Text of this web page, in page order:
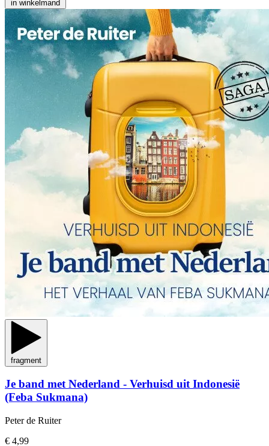
in winkelmand
fragment
Je band met Nederland - Verhuisd uit Indonesië
(Feba Sukmana)
Peter de Ruiter
€ 4,99